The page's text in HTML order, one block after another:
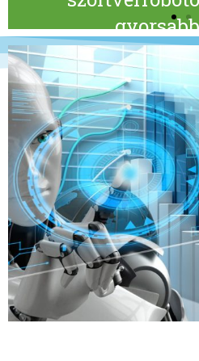
megtenni, mint
anélkül,
állniuk,
kávészünetet